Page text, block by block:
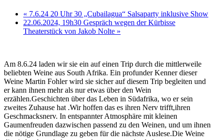
« 7.6.24 20 Uhr 30 „Cubailagua“ Salsaparty inklusive Show
22.06.2024, 19h30 Gespräch wegen der Kürbisse
Theaterstück von Jakob Nolte »
Am 8.6.24 laden wir sie ein auf einen Trip durch die mittlerweile
beliebten Weine aus South Afrika. Ein profunder Kenner dieser
Weine Martin Fohler wird sie sicher auf diesem Trip begleiten und
er kann ihnen mehr als nur etwas über den Wein
erzählen.Geschichten über das Leben in Südafrika, wo er sein
zweites Zuhause hat .Wir hoffen das es ihren Nerv trifft,ihren
Geschmacksnerv. In entspannter Atmosphäre mit kleinen
Gaumenfreuden dazwischen passend zu den Weinen, und um ihnen
die nötige Grundlage zu geben für die nächste Auslese.Die Weine